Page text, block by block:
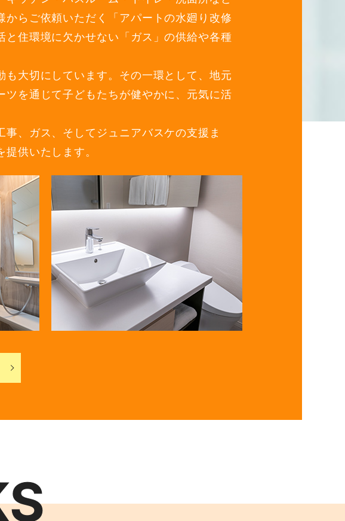
らご依頼いただく「アパートの水廻り改修
住環境に欠かせない「ガス」の供給や各種
大切にしています。その一環として、地元
を通じて子どもたちが健やかに、元気に活
、ガス、そしてジュニアバスケの支援ま
供いたします。